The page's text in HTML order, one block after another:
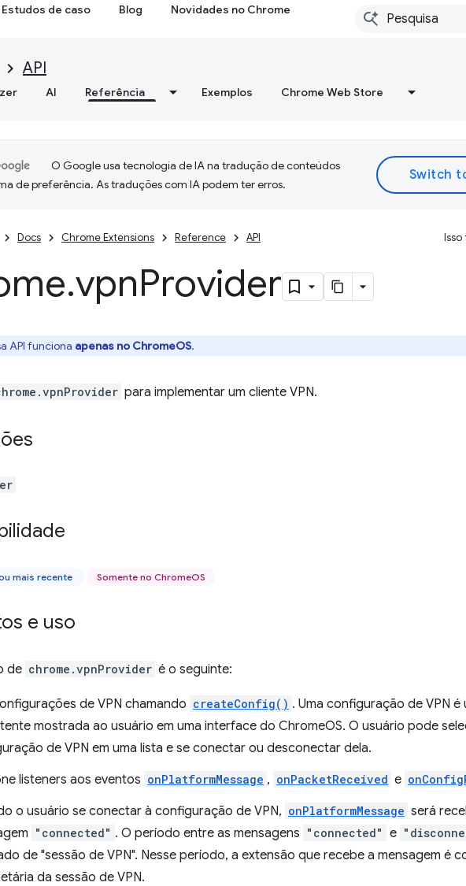
Estudos de caso Blog Novidades no Chrome
API
AI Referência Exemplos Chrome Web Store
O Google usa tecnologia de IA na tradução de conteúdos
de preferência. As traduções com IA podem ter erros.
Docs Chrome Extensions Reference API Isso
.vpnProvider
API funciona apenas no ChromeOS.
para implementar um cliente VPN.
mais recente Somente no ChromeOS
e uso
de chrome.vpnProvider é o seguinte:
de VPN chamando createConfig() . Uma configuração de VPN é
mostrada ao usuário em uma interface do ChromeOS. O usuário pode
de VPN em uma lista e se conectar ou desconectar dela.
listeners aos eventos onPlatformMessage , onPacketReceived e
o usuário se conectar à configuração de VPN, onPlatformMessage será
"connected" . O período entre as mensagens "connected" e
de "sessão de VPN". Nesse período, a extensão que recebe a mensagem é
da sessão de VPN.